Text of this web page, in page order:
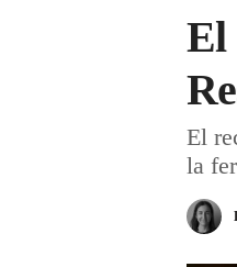
El
El
la